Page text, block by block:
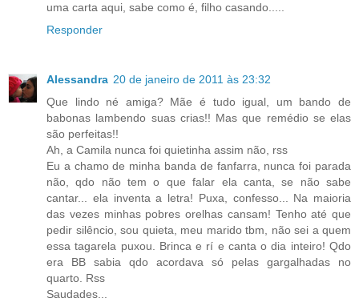
uma carta aqui, sabe como é, filho casando.....
Responder
Alessandra 20 de janeiro de 2011 às 23:32
Que lindo né amiga? Mãe é tudo igual, um bando de
babonas lambendo suas crias!! Mas que remédio se elas
são perfeitas!!
Ah, a Camila nunca foi quietinha assim não, rss
Eu a chamo de minha banda de fanfarra, nunca foi parada
não, qdo não tem o que falar ela canta, se não sabe
cantar... ela inventa a letra! Puxa, confesso... Na maioria
das vezes minhas pobres orelhas cansam! Tenho até que
pedir silêncio, sou quieta, meu marido tbm, não sei a quem
essa tagarela puxou. Brinca e rí e canta o dia inteiro! Qdo
era BB sabia qdo acordava só pelas gargalhadas no
quarto. Rss
Saudades...